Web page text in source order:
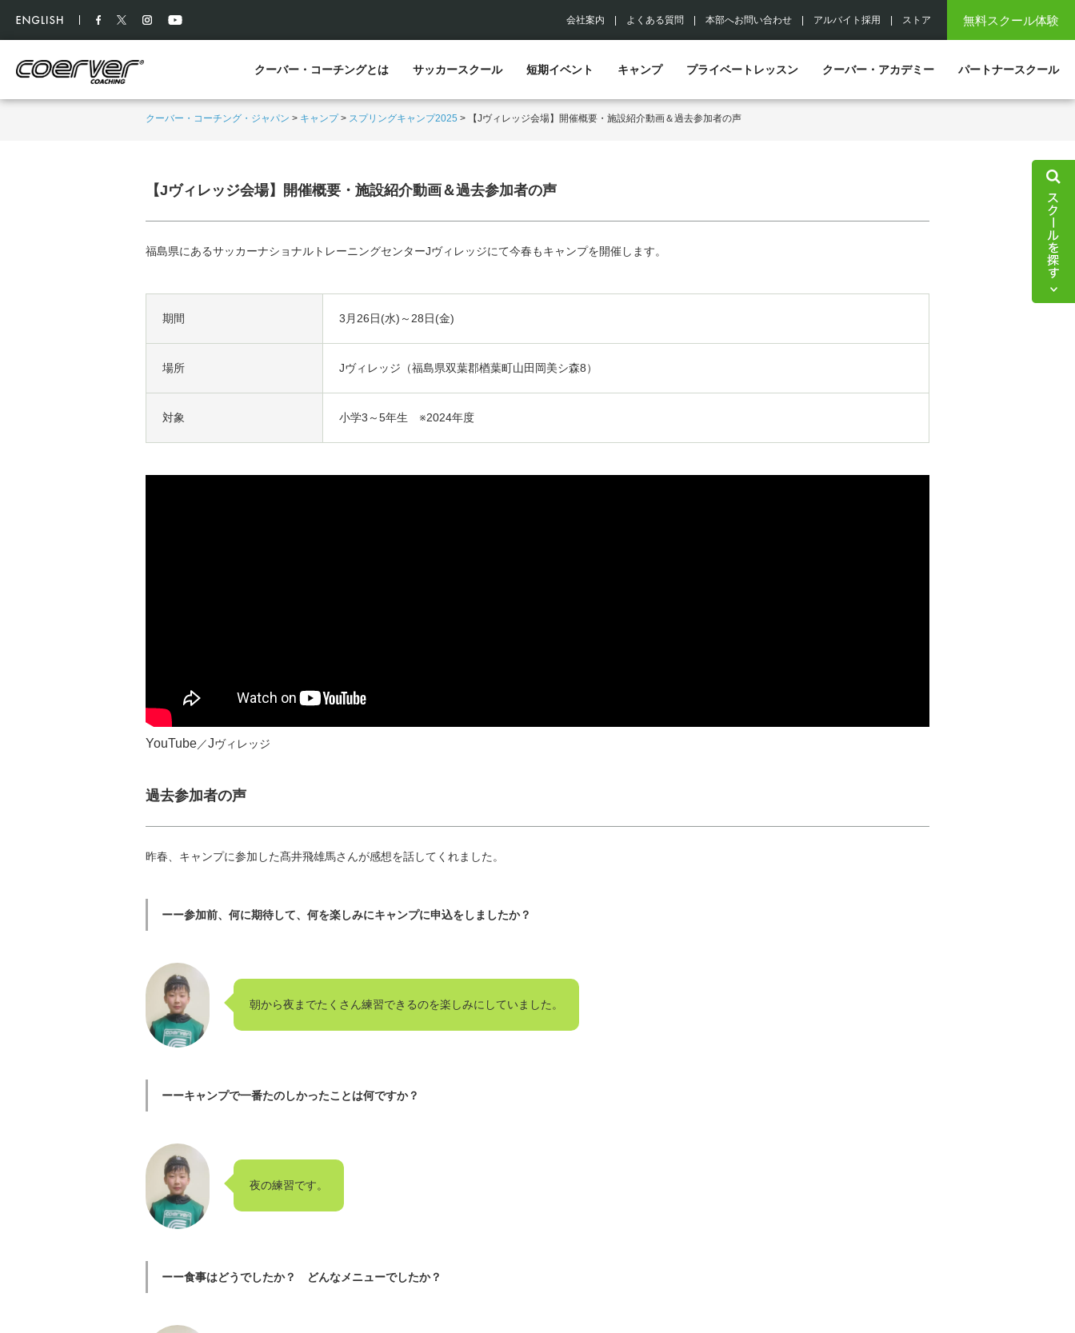
無料スクール体験
会社案内 よくある質問 本部へお問い合わせ アルバイト採用 ストア
クーバー・コーチングとは サッカースクール 短期イベント キャンプ プライベートレッスン クーバー・アカデミー パートナースクール
クーバー・コーチング・ジャパン > キャンプ> スプリングキャンプ2025 > 【Jヴィレッジ会場】開催概要・施設紹介動画＆過去参加者の声
【Jヴィレッジ会場】開催概要・施設紹介動画＆過去参加者の声
福島県にあるサッカーナショナルトレーニングセンターJヴィレッジにて今春もキャンプを開催します。
期間 3月26日(水)～28日(金)
場所 Jヴィレッジ（福島県双葉郡楢葉町山田岡美シ森8）
対象 小学3～5年生 ※2024年度
YouTube／Jヴィレッジ
過去参加者の声
昨春、キャンプに参加した髙井飛雄馬さんが感想を話してくれました。
ーー参加前、何に期待して、何を楽しみにキャンプに申込をしましたか？
朝から夜までたくさん練習できるのを楽しみにしていました。
ーーキャンプで一番たのしかったことは何ですか？
夜の練習です。
ーー食事はどうでしたか？ どんなメニューでしたか？